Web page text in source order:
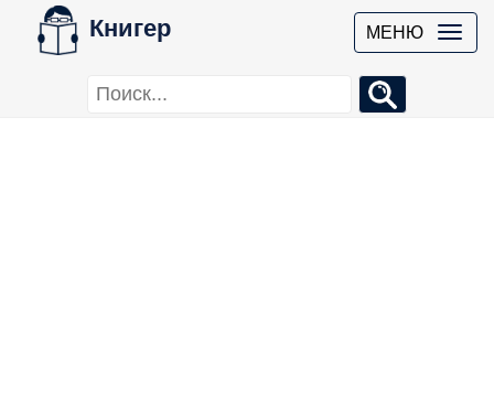
Книгер МЕНЮ